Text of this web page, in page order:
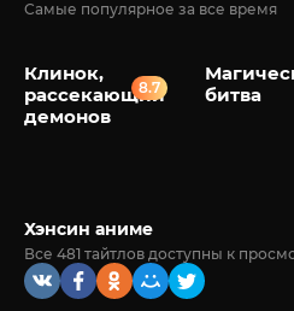
Самые популярное за все время
Клинок,
рассекающий
демонов
8.7
битва
Хэнсин аниме
Все 481 тайтлов доступны к